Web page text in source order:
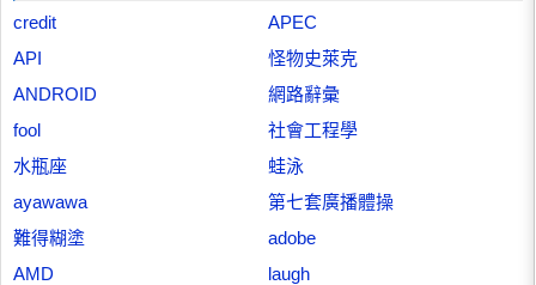
credit
APEC
API
怪物史萊克
ANDROID
網路辭彙
fool
社會工程學
水瓶座
蛙泳
ayawawa
第七套廣播體操
難得糊塗
adobe
AMD
laugh